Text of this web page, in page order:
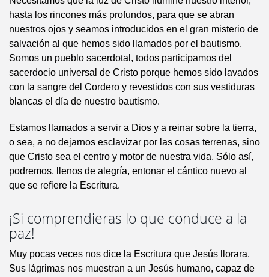
hasta los rincones más profundos, para que se abran
nuestros ojos y seamos introducidos en el gran misterio de
salvación al que hemos sido llamados por el bautismo.
Somos un pueblo sacerdotal, todos participamos del
sacerdocio universal de Cristo porque hemos sido lavados
con la sangre del Cordero y revestidos con sus vestiduras
blancas el día de nuestro bautismo.
Estamos llamados a servir a Dios y a reinar sobre la tierra,
o sea, a no dejarnos esclavizar por las cosas terrenas, sino
que Cristo sea el centro y motor de nuestra vida. Sólo así,
podremos, llenos de alegría, entonar el cántico nuevo al
que se refiere la Escritura.
¡Si comprendieras lo que conduce a la
paz!
Muy pocas veces nos dice la Escritura que Jesús llorara.
Sus lágrimas nos muestran a un Jesús humano, capaz de